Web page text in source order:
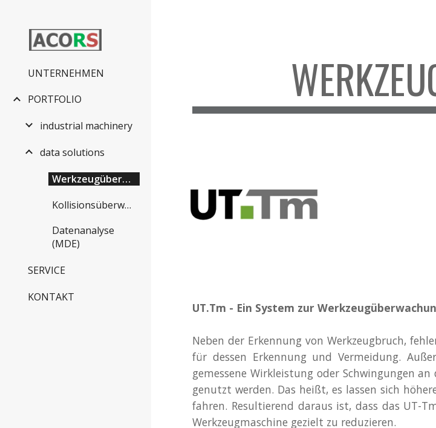
UNTERNEHMEN
PORTFOLIO
industrial machinery
data solutions
Werkzeugüberwachung
Kollisionsüberwachung
Datenanalyse
(MDE)
SERVICE
KONTAKT
UT.Tm - Ein System zur
Neben der Erkennung von Werkzeugbruch,
für dessen Erkennung und Vermeidung.
gemessene Wirkleistung oder Schwingungen
genutzt werden. Das heißt, es lassen sich
fahren. Resultierend daraus ist, dass das UT-
Werkzeugmaschine gezielt zu reduzieren.